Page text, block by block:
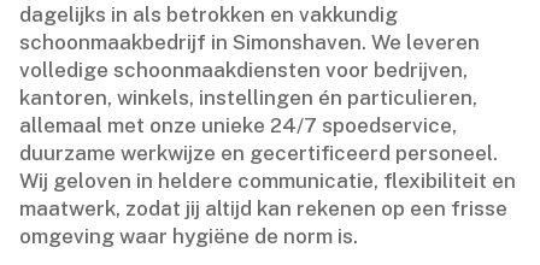
dagelijks in als betrokken en vakkundig
schoonmaakbedrijf in Simonshaven.​ We leveren
volledige schoonmaakdiensten voor bedrijven,
kantoren, winkels, instellingen én particulieren,
allemaal met onze unieke 24/7 spoedservice,
duurzame werkwijze en gecertificeerd personeel.​
Wij geloven in heldere communicatie, flexibiliteit en
maatwerk, zodat jij altijd kan rekenen op een frisse
omgeving waar hygiëne de norm is.​